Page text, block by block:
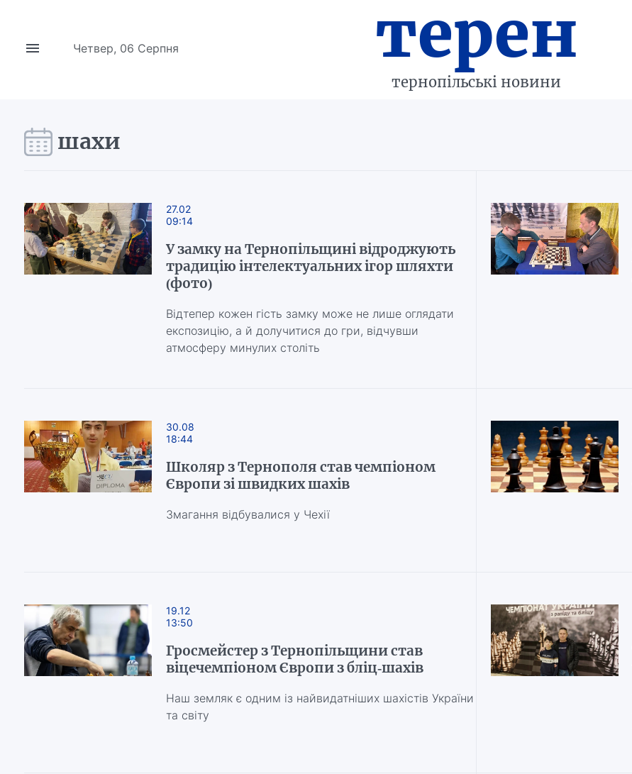
Четвер, 06 Серпня терен
тернопільські новини
шахи
27.02
09:14
У замку на Тернопільщині відроджують
традицію інтелектуальних ігор шляхти
(фото)
Відтепер кожен гість замку може не лише оглядати
експозицію, а й долучитися до гри, відчувши
атмосферу минулих століть
30.08
18:44
Школяр з Тернополя став чемпіоном
Європи зі швидких шахів
Змагання відбувалися у Чехії
19.12
13:50
Гросмейстер з Тернопільщини став
віцечемпіоном Європи з бліц-шахів
Наш земляк є одним із найвидатніших шахістів України
та світу